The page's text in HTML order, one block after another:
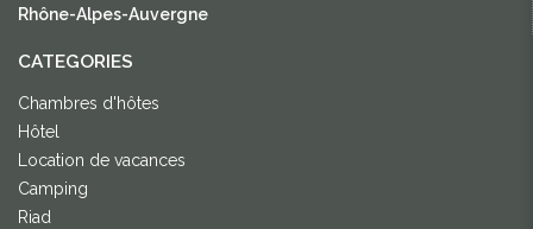
Rhône-Alpes-Auvergne
CATEGORIES
Chambres d'hôtes
Hôtel
Location de vacances
Camping
Riad